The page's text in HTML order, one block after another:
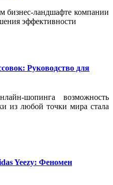
бизнес-ландшафте компании
эффективности
Руководство для
шопинга возможность
из любой точки мира стала
Yeezy: Феномен